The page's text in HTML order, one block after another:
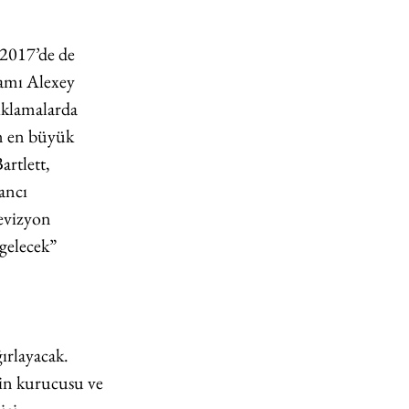
de
Alexey
en büyük
kurucusu ve